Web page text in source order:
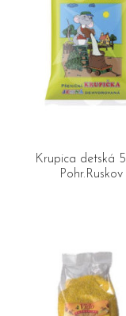
Krupica detská
Pohr.Ruskov